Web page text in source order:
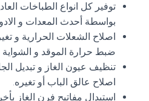
توفير كل انواع الطباخات
بواسطة أحدث المعدات و
اصلاح الشعلات الحرارية و
ضبط حرارة الموقد و الشواية
تنظيف عيون الغاز و تبديل
اصلاح عالق الباب أو تغيره.
استبدال مفاتيح فرن الغاز